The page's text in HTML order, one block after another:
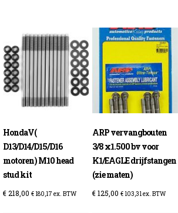
HondaV(
D13/D14/D15/D16
motoren) M10 head
stud kit
€218,00 €180,17 ex. BTW
ARP vervangbouten
3/8 x1.500 bv voor
K1/EAGLE drijfstangen
(zie maten)
€125,00 €103,31ex. BTW